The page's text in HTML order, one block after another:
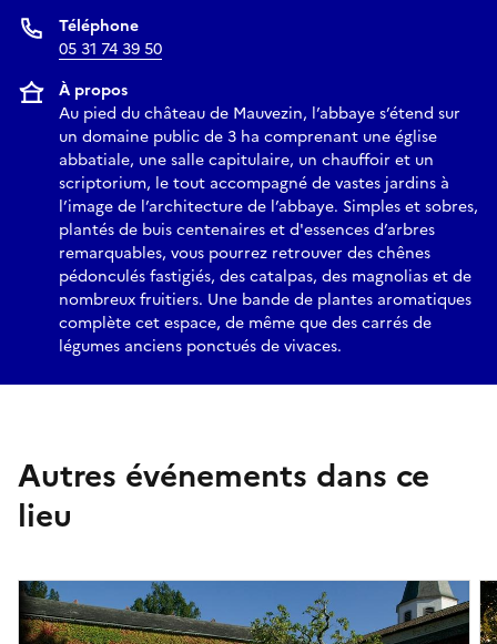
Téléphone
05 31 74 39 50
À propos
Au pied du château de Mauvezin, l’abbaye s’étend sur
un domaine public de 3 ha comprenant une église
abbatiale, une salle capitulaire, un chauffoir et un
scriptorium, le tout accompagné de vastes jardins à
l’image de l’architecture de l’abbaye. Simples et sobres,
plantés de buis centenaires et d'essences d’arbres
remarquables, vous pourrez retrouver des chênes
pédonculés fastigiés, des catalpas, des magnolias et de
nombreux fruitiers. Une bande de plantes aromatiques
complète cet espace, de même que des carrés de
légumes anciens ponctués de vivaces.
Autres événements dans ce
lieu